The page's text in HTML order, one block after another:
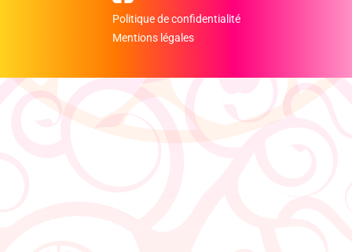
Politique de confidentialité
Mentions légales